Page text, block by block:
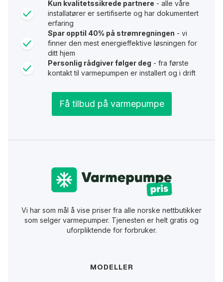
Kun kvalitetssikrede partnere - alle våre
installatører er sertifiserte og har dokumentert
erfaring
Spar opptil 40% på strømregningen - vi
finner den mest energieffektive løsningen for
ditt hjem
Personlig rådgiver følger deg - fra første
kontakt til varmepumpen er installert og i drift
Få tilbud på varmepumpe
Vi har som mål å vise priser fra alle norske nettbutikker
som selger varmepumper. Tjenesten er helt gratis og
uforpliktende for forbruker.
MODELLER